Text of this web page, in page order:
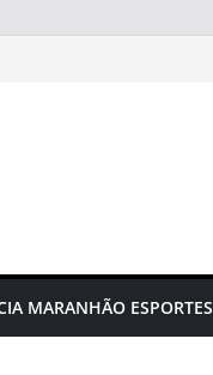
MARANHÃO ESPORTES